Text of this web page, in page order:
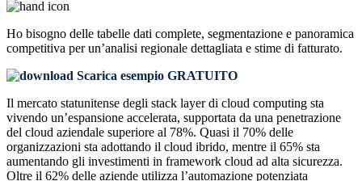
Ho bisogno delle tabelle dati complete, segmentazione e panoramica
competitiva per un’analisi regionale dettagliata e stime di fatturato.
Scarica esempio GRATUITO
Il mercato statunitense degli stack layer di cloud computing sta
vivendo un’espansione accelerata, supportata da una penetrazione
del cloud aziendale superiore al 78%. Quasi il 70% delle
organizzazioni sta adottando il cloud ibrido, mentre il 65% sta
aumentando gli investimenti in framework cloud ad alta sicurezza.
Oltre il 62% delle aziende utilizza l’automazione potenziata